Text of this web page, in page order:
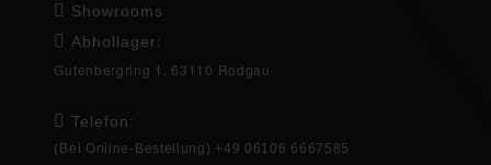
Showrooms
Abhollager:
Gutenbergring 1, 63110 Rodgau
Telefon:
(Bei Online-Bestellung) +49 06106 6667585